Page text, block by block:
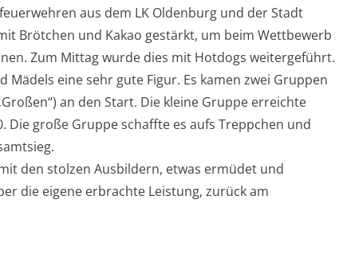
aus dem LK Oldenburg und der Stadt
Brötchen und Kakao gestärkt, um beim Wettbewerb
Zum Mittag wurde dies mit Hotdogs weitergeführt.
Mädels eine sehr gute Figur. Es kamen zwei Gruppen
an den Start. Die kleine Gruppe erreichte
Die große Gruppe schaffte es aufs Treppchen und
den stolzen Ausbildern, etwas ermüdet und
die eigene erbrachte Leistung, zurück am